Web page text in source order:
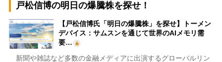
戸松信博の明日の爆騰株を探せ！
【戸松信博氏「明日の爆騰株」を探せ】トーメン
デバイス：サムスンを通じて世界のAIメモリ需
要…
新聞や雑誌など多数の金融メディアに出演するグローバルリン